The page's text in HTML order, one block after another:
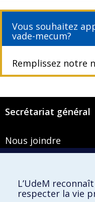
Vous souhaitez
vade-mecum?
Remplissez notre
Secrétariat général
Nous joindre
Montréal (Québec) H3T 1J4
Courriel : secretariat-
L’UdeM
respecter la vie